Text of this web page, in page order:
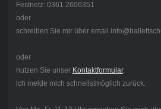
Festnetz: 0361 2606351
oder
schreiben Sie mir über email
oder
nutzen Sie unser Kontaktformular.
ich melde mich schnellstmöglich zurück.